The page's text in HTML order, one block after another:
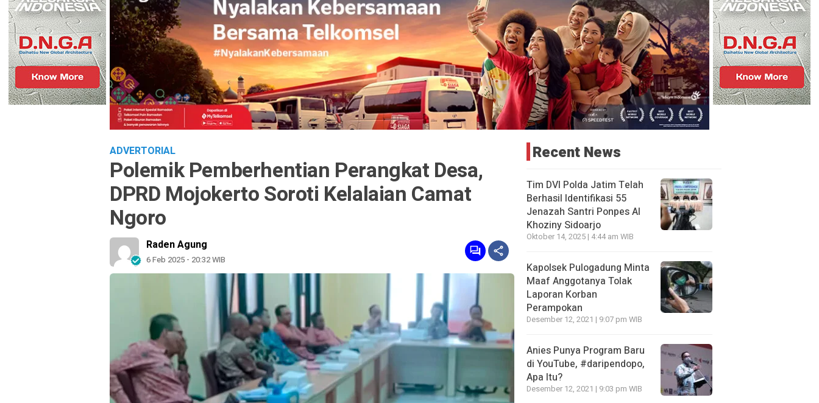
ADVERTORIAL
Polemik Pemberhentian Perangkat Desa,
DPRD Mojokerto Soroti Kelalaian Camat
Ngoro
Raden Agung
6 Feb 2025 - 20:32 WIB
Recent News
Tim DVI Polda Jatim Telah
Berhasil Identifikasi 55
Jenazah Santri Ponpes Al
Khoziny Sidoarjo
Oktober 14, 2025 | 4:44 am WIB
Kapolsek Pulogadung Minta
Maaf Anggotanya Tolak
Laporan Korban
Perampokan
Desember 12, 2021 | 9:07 pm WIB
Anies Punya Program Baru
di YouTube, #daripendopo,
Apa Itu?
Desember 12, 2021 | 9:03 pm WIB